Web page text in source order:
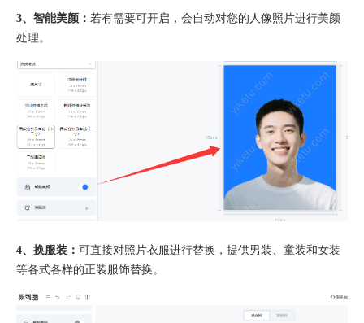
3、智能美颜： 若有需要可开启，会自动对您的人像照片进行美颜
处理。
4、换服装： 可直接对照片衣服进行替换，提供男装、童装和女装
等各式各样的正装服饰替换。